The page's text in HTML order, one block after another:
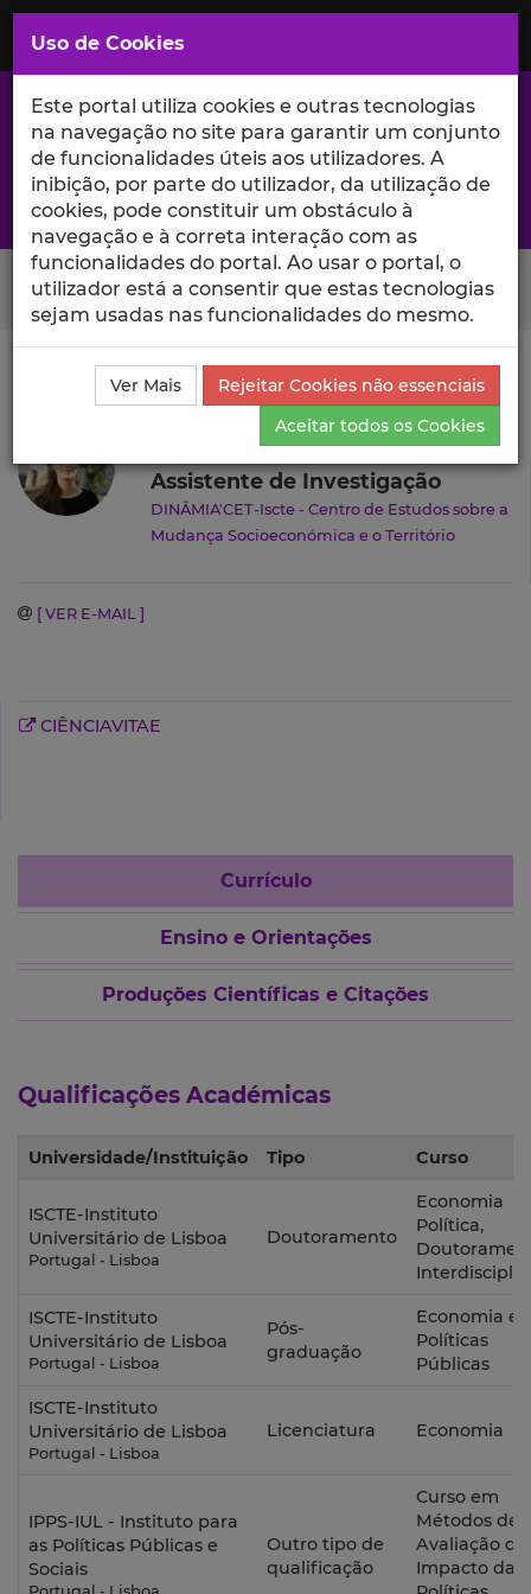
Saltar
para
Conteúdo
Principal
A excelência da investigação e ciência no Iscte
Search Button
Ciência_Iscte Autores Beatriz Mendes Currículo
Beatriz Mendes
Assistente de Investigação
DINÂMIA'CET-Iscte - Centro de Estudos sobre a
Mudança Socioeconómica e o Território
[ VER E-MAIL ]
CIÊNCIAVITAE
Currículo
Ensino e Orientações
Produções Científicas e Citações
Qualificações Académicas
Universidade/Instituição Tipo Curso
ISCTE-Instituto
Universitário de Lisboa
Portugal - Lisboa
Doutoramento
Economia
Política,
ISCTE-Instituto
Universitário de Lisboa
Portugal - Lisboa
Pós-
graduação
Economia e
Políticas
Públicas
ISCTE-Instituto
Universitário de Lisboa
Portugal - Lisboa
Licenciatura Economia
IPPS-IUL - Instituto para
as Políticas Públicas e
Sociais
Outro tipo de
qualificação
Curso em
Métodos de
Avaliação de
Impacto das
Uso de Cookies
Este portal utiliza cookies e outras tecnologias
na navegação no site para garantir um conjunto
de funcionalidades úteis aos utilizadores. A
inibição, por parte do utilizador, da utilização de
cookies, pode constituir um obstáculo à
navegação e à correta interação com as
funcionalidades do portal. Ao usar o portal, o
utilizador está a consentir que estas tecnologias
sejam usadas nas funcionalidades do mesmo.
Ver Mais
Rejeitar Cookies não essenciais
Aceitar todos os Cookies